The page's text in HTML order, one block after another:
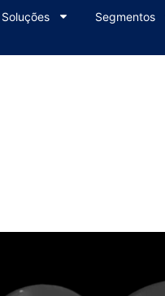
Soluções Segmentos